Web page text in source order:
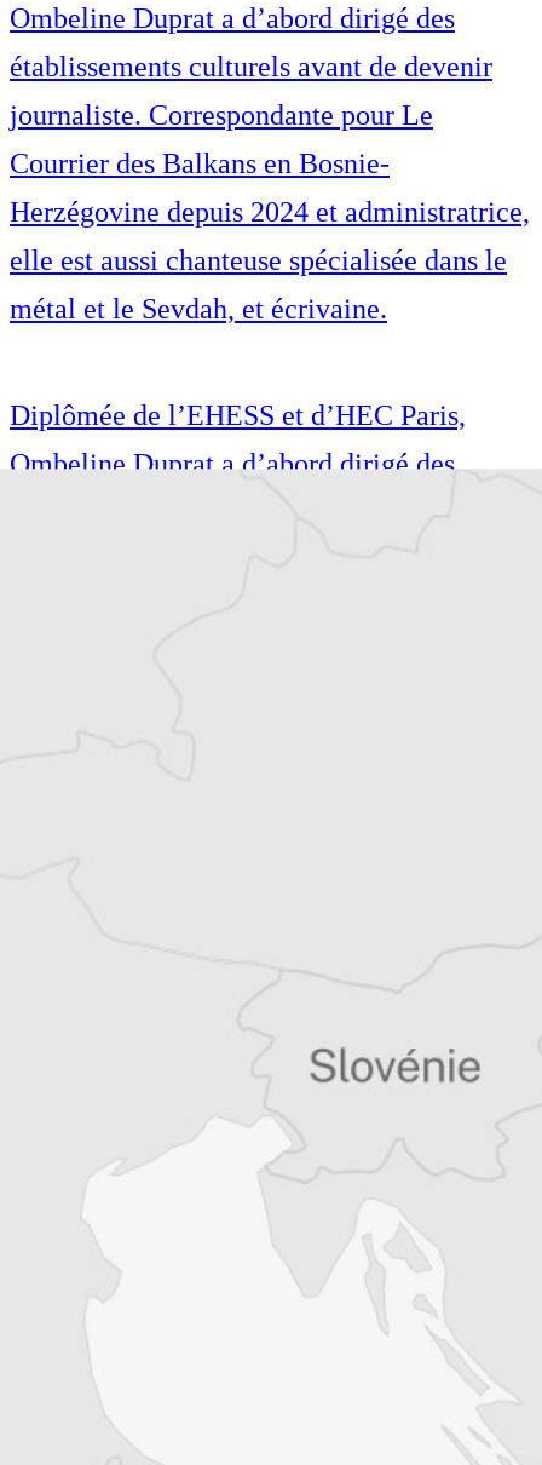
Ombeline Duprat a d’abord dirigé des
établissements culturels avant de devenir
journaliste. Correspondante pour Le
Courrier des Balkans en Bosnie-
Herzégovine depuis 2024 et administratrice,
elle est aussi chanteuse spécialisée dans le
métal et le Sevdah, et écrivaine.
Diplômée de l’EHESS et d’HEC Paris,
Ombeline Duprat a d’abord dirigé des